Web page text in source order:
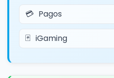
Pagos
iGaming